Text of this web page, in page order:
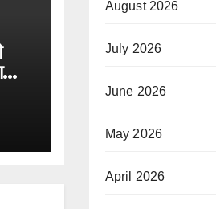
August 2026
July 2026
June 2026
May 2026
April 2026